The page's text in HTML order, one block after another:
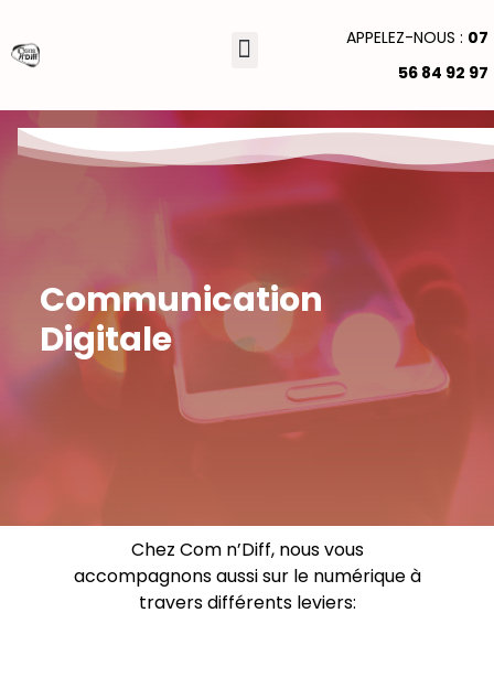
APPELEZ-NOUS : 07
56 84 92 97
Communication
Digitale
Chez Com n’Diff, nous vous
accompagnons aussi sur le numérique à
travers différents leviers: